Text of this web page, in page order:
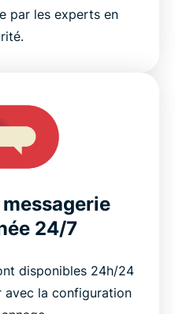
par les experts en
24/7
disponibles 24h/24
la configuration